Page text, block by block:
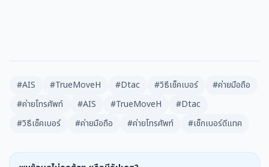
#AIS #TrueMoveH #Dtac #วิธีเช็คเบอร์
#ค่ายมือถือ
#ค่ายโทรศัพท์
#AIS #TrueMoveH
#Dtac
#วิธีเช็คเบอร์
#ค่ายมือถือ #ค่ายโทรศัพท์ #เช็กเบอร์ดีแทค